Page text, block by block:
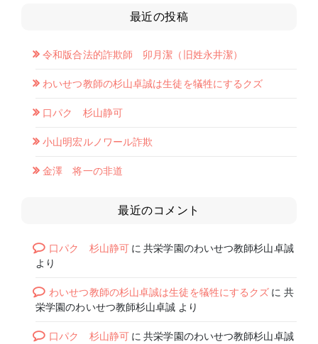
最近の投稿
令和版合法的詐欺師 卯月潔（旧姓永井潔）
わいせつ教師の杉山卓誠は生徒を犠牲にするクズ
口パク 杉山静可
小山明宏ルノワール詐欺
金澤 将一の非道
最近のコメント
口パク 杉山静可に共栄学園のわいせつ教師杉山卓誠
より
わいせつ教師の杉山卓誠は生徒を犠牲にするクズ に 共
栄学園のわいせつ教師杉山卓誠 より
口パク 杉山静可に共栄学園のわいせつ教師杉山卓誠